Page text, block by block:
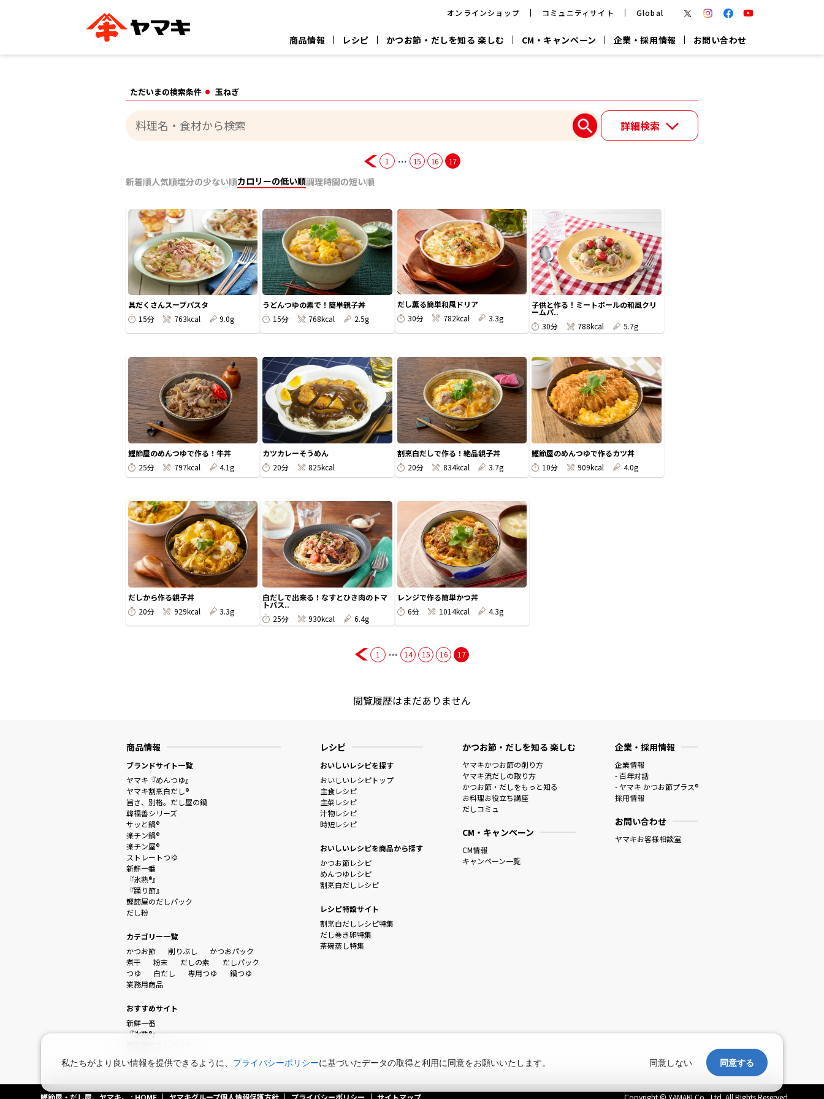
オンラインショップ コミュニティサイト Global
商品情報 レシピ かつお節・だしを知る 楽しむ CM・キャンペーン 企業・採用情報 お問い合わせ
ヤマキ
『めんつゆ』
割烹白だし®
だし屋の鍋
だし粉
カテゴリー別
かつお節 削りぶし かつおパック 煮干 粉末 だしの素 だしパック つゆ 白だし 専用調味料 鍋つゆ
おいしいレシピTOP
汁物レシピ
ヤマキの
割烹白だし
ジョブリターン制
ただいまの検索条件 玉ねぎ
詳細検索
1 … 15 16 17
新着順人気順塩分の少ない順カロリーの低い順調理時間の短い順
具だくさんスープパスタ
15分
763kcal 9.0g
うどんつゆの素で！簡単親子丼
15分
768kcal 2.5g
だし薫る簡単和風ドリア
30分
782kcal 3.3g
子供と作る！ミートボールの和風クリ
ームパ..
30分
788kcal 5.7g
鰹節屋のめんつゆで作る！牛丼
25分
797kcal 4.1g
カツカレーそうめん
20分
825kcal
割烹白だしで作る！絶品親子丼
20分
834kcal 3.7g
鰹節屋のめんつゆで作るカツ丼
10分
909kcal 4.0g
だしから作る親子丼
20分
929kcal 3.3g
白だしで出来る！なすとひき肉のトマ
トパス..
25分
930kcal 6.4g
レンジで作る簡単かつ丼
6分
1014kcal 4.3g
1 … 14 15 16 17
閲覧履歴はまだありません
商品情報
ブランドサイト一覧
ヤマキ『めんつゆ』
ヤマキ割烹白だし®
旨さ、別格。だし屋の鍋
韓福善シリーズ
サッと鍋®
楽チン鍋®
楽チン屋®
ストレートつゆ
新鮮一番
『氷熟®』
『踊り節』
鰹節屋のだしパック
だし粉
カテゴリー一覧
かつお節
削りぶし
かつおパック
煮干
粉末 だしの素
だしパック
つゆ
白だし 専用つゆ
鍋つゆ
業務用商品
おすすめサイト
新鮮一番
『氷熟®』
レシピ
おいしいレシピを探す
おいしいレシピトップ
主食レシピ
主菜レシピ
汁物レシピ
時短レシピ
おいしいレシピを商品から探す
かつお節レシピ
めんつゆレシピ
割烹白だしレシピ
レシピ特設サイト
割烹白だしレシピ特集
だし巻き卵特集
茶碗蒸し特集
かつお節・だしを知る 楽しむ
ヤマキかつお節の削り方
ヤマキ流だしの取り方
かつお節・だしをもっと知る
お料理お役立ち講座
だしコミュ
CM・キャンペーン
CM情報
キャンペーン一覧
企業・採用情報
企業情報
- 百年対話
- ヤマキ かつお節プラス®
採用情報
お問い合わせ
ヤマキお客様相談室
鰹節屋・だし屋、ヤマキ。 : HOME ヤマキグループ個人情報保護方針 プライバシーポリシー サイトマップ Copyright © YAMAKI Co., Ltd. All Rights Reserved.
私たちがより良い情報を提供できるように、 プライバシーポリシーに基づいたデータの取得と利用に同意をお願いいたします。 同意しない 同意する